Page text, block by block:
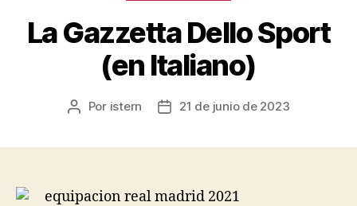
La Gazzetta Dello Sport
(en Italiano)
Autor
Por istern
Fecha21 de junio de 2023